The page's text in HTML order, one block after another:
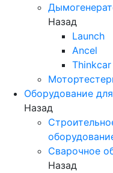
Назад
Launch
Ancel
Thinkcar
Оборудование
Назад
Сварочное
Назад